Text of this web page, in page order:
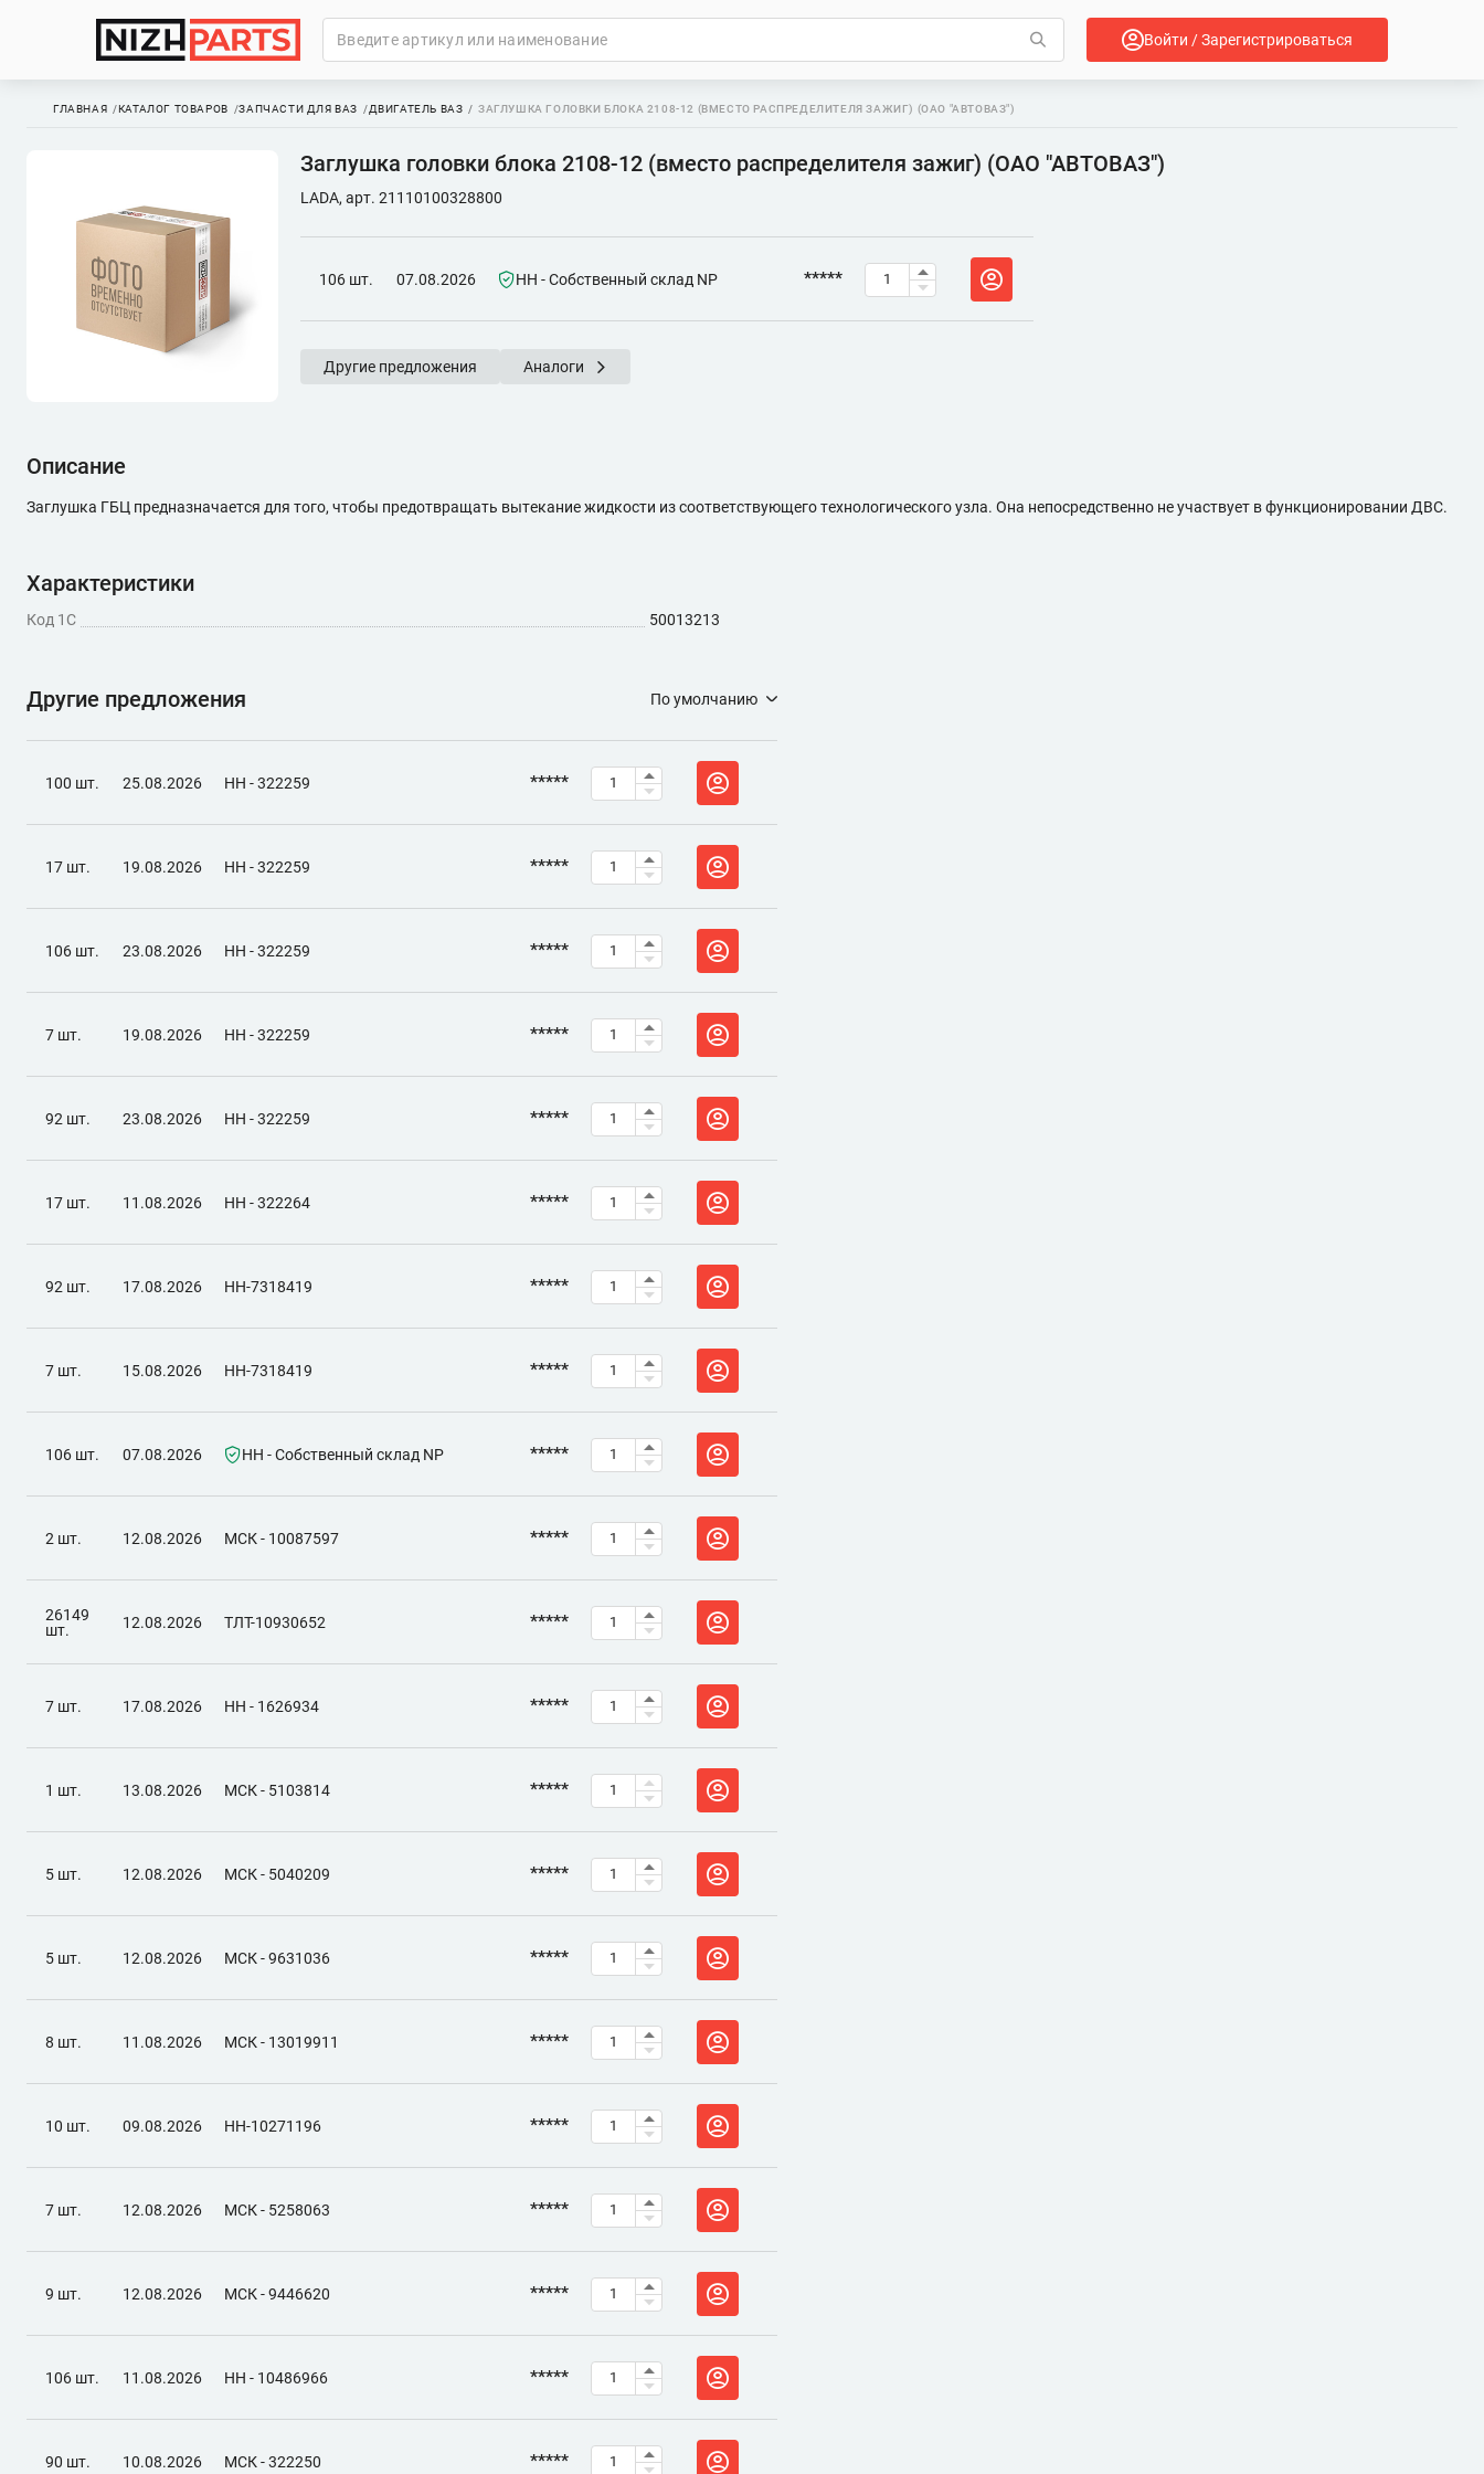
Войти / Зарегистрироваться
ГЛАВНАЯ КАТАЛОГ ТОВАРОВ ЗАПЧАСТИ ДЛЯ ВАЗ ДВИГАТЕЛЬ ВАЗ ЗАГЛУШКА ГОЛОВКИ БЛОКА 2108-12 (ВМЕСТО РАСПРЕДЕЛИТЕЛЯ ЗАЖИГ) (ОАО "АВТОВАЗ")
Заглушка головки блока 2108-12 (вместо распределителя зажиг) (ОАО "АВТОВАЗ")
LADA, арт. 21110100328800
106 шт. 07.08.2026 НН - Собственный склад NP *****
Другие предложения Аналоги
Описание
Заглушка ГБЦ предназначается для того, чтобы предотвращать вытекание жидкости из соответствующего технологического узла. Она непосредственно не участвует в функционировании ДВС.
Характеристики
Код 1С 50013213
Другие предложения По умолчанию
100 шт. 25.08.2026 НН - 322259 *****
17 шт. 19.08.2026 НН - 322259 *****
106 шт. 23.08.2026 НН - 322259 *****
7 шт. 19.08.2026 НН - 322259 *****
92 шт. 23.08.2026 НН - 322259 *****
17 шт. 11.08.2026 НН - 322264 *****
92 шт. 17.08.2026 НН-7318419 *****
7 шт. 15.08.2026 НН-7318419 *****
106 шт. 07.08.2026 НН - Собственный склад NP *****
2 шт. 12.08.2026 МСК - 10087597 *****
26149
шт.
12.08.2026 ТЛТ-10930652 *****
7 шт. 17.08.2026 НН - 1626934 *****
1 шт. 13.08.2026 МСК - 5103814 *****
5 шт. 12.08.2026 МСК - 5040209 *****
5 шт. 12.08.2026 МСК - 9631036 *****
8 шт. 11.08.2026 МСК - 13019911 *****
10 шт. 09.08.2026 НН-10271196 *****
7 шт. 12.08.2026 МСК - 5258063 *****
9 шт. 12.08.2026 МСК - 9446620 *****
106 шт. 11.08.2026 НН - 10486966 *****
90 шт. 10.08.2026 МСК - 322250 *****